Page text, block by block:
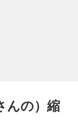
んの）縮